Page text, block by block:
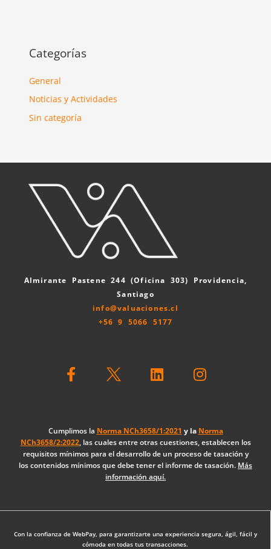
Categorías
General
Noticias y Actividades
Sin categoría
Almirante Pastene 244 (Oficina 303) Providencia,
Santiago
info@valuaciones.cl
+56 9 5066 5177
a
o
o
k
i
d
i
n
n
g
r
a
Cumplimos la Norma NCh3658/1:2021 y la Norma
NCh3658/2:2022, las cuales entre otras cuestiones, establecen los
requisitos mínimos para el desarrollo de un proceso de tasación y
los contenidos mínimos que debe tener el informe de tasación. Más
información aquí.
Con la confianza de WebPay, para garantizarte una experiencia segura, ágil, fácil y
cómoda en todas tus transacciones.